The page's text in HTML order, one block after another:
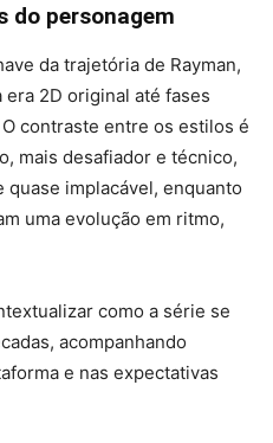
do personagem
da trajetória de Rayman,
2D original até fases
contraste entre os estilos é
mais desafiador e técnico,
implacável, enquanto
uma evolução em ritmo,
como a série se
acompanhando
e nas expectativas